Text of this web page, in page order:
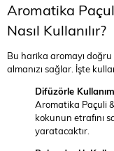
Aromatika
Nasıl Kullanılır?
Bu harika aromayı
almanızı sağlar. İşte
Difüzörle
Aromatika Paçuli
kokunun etrafını
yaratacaktır.